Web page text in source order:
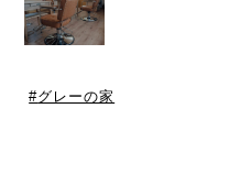
グレーの家